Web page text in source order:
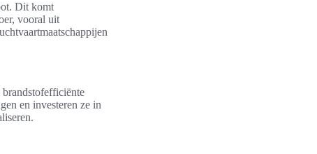
Dit komt
vooral uit
en investeren ze in